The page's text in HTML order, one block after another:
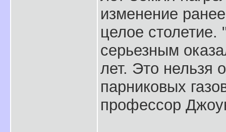
изменение
целое
серьезным
лет. Это нельзя
парниковых
профессор